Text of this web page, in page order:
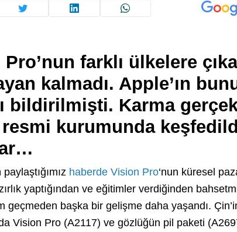
farklı ülkelere
kalmadı. Apple’ın
bildirilmişti. Karma
resmi kurumunda
haberde Vision Pro‘nun küresel
yaptığından ve eğitimler verdiğinden
geçmeden başka bir gelişme daha yaşandı.
Vision Pro (A2117) ve gözlüğün pil paketi